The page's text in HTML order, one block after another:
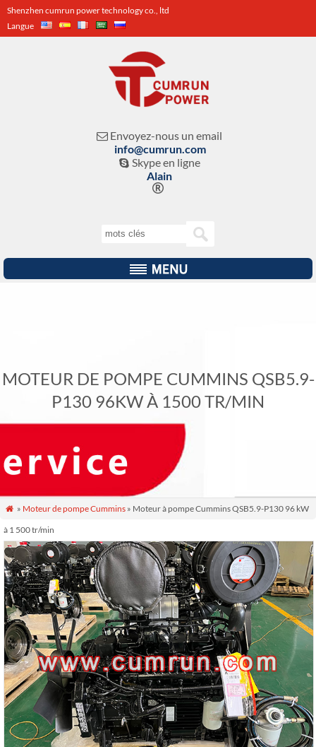
Shenzhen cumrun power technology co., ltd
Langue
 Envoyez-nous un email
info@cumrun.com
 Skype en ligne
Alain

MOTEUR DE POMPE CUMMINS QSB5.9-
P130 96KW À 1500 TR/MIN
 » Moteur de pompe Cummins» Moteur à pompe Cummins QSB5.9-P130 96 kW
à 1 500 tr/min